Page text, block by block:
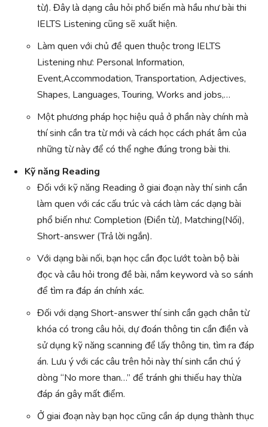
từ). Đây là dạng câu hỏi phổ biến mà hầu như bài thi
IELTS Listening cũng sẽ xuất hiện.
Làm quen với chủ đề quen thuộc trong IELTS
Listening như: Personal Information,
Event,Accommodation, Transportation, Adjectives,
Shapes, Languages, Touring, Works and jobs,…
Một phương pháp học hiệu quả ở phần này chính mà
thí sinh cần tra từ mới và cách học cách phát âm của
những từ này để có thể nghe đúng trong bài thi.
Kỹ năng Reading
Đối với kỹ năng Reading ở giai đoạn này thí sinh cần
làm quen với các cấu trúc và cách làm các dạng bài
phổ biến như: Completion (Điền từ), Matching(Nối),
Short-answer (Trả lời ngắn).
Với dạng bài nối, bạn học cần đọc lướt toàn bộ bài
đọc và câu hỏi trong đề bài, nắm keyword và so sánh
để tìm ra đáp án chính xác.
Đối với dạng Short-answer thí sinh cần gạch chân từ
khóa có trong câu hỏi, dự đoán thông tin cần điền và
sử dụng kỹ năng scanning để lấy thông tin, tìm ra đáp
án. Lưu ý với các câu trên hỏi này thí sinh cần chú ý
dòng “No more than…” để tránh ghi thiếu hay thừa
đáp án gây mất điểm.
Ở giai đoạn này bạn học cũng cần áp dụng thành thục